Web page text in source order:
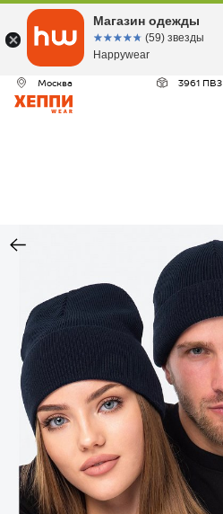
Москва 3961 ПВЗ
Магазин одежды
☆☆☆☆☆
★★★★★ (59) звезды
Happywear